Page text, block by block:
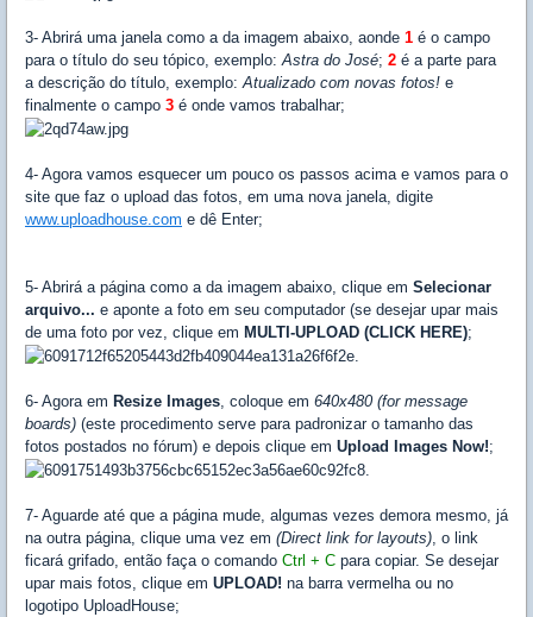
3- Abrirá uma janela como a da imagem abaixo, aonde 1 é o campo
para o título do seu tópico, exemplo:Astra do José; 2 é a parte para
a descrição do título, exemplo:Atualizado com novas fotos! e
finalmente o campo 3 é onde vamos trabalhar;
4- Agora vamos esquecer um pouco os passos acima e vamos para o
site que faz o upload das fotos, em uma nova janela, digite
www.uploadhouse.com e dê Enter;
5- Abrirá a página como a da imagem abaixo, clique em Selecionar
arquivo... e aponte a foto em seu computador (se desejar upar mais
de uma foto por vez, clique em MULTI-UPLOAD (CLICK HERE);
6- Agora em Resize Images, coloque em 640x480 (for message
boards) (este procedimento serve para padronizar o tamanho das
fotos postados no fórum) e depois clique em Upload Images Now!;
7- Aguarde até que a página mude, algumas vezes demora mesmo, já
na outra página, clique uma vez em (Direct link for layouts), o link
ficará grifado, então faça o comando Ctrl + C para copiar. Se desejar
upar mais fotos, clique em UPLOAD! na barra vermelha ou no
logotipo UploadHouse;